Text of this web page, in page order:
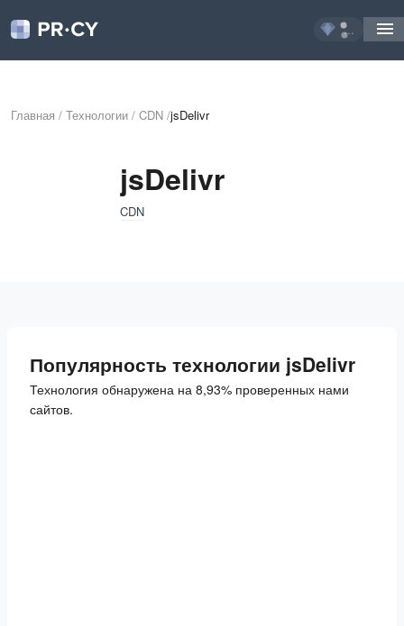
...
Главная / Технологии / CDN /jsDelivr
jsDelivr
CDN
Популярность технологии jsDelivr
Технология обнаружена на 8,93% проверенных нами
сайтов.